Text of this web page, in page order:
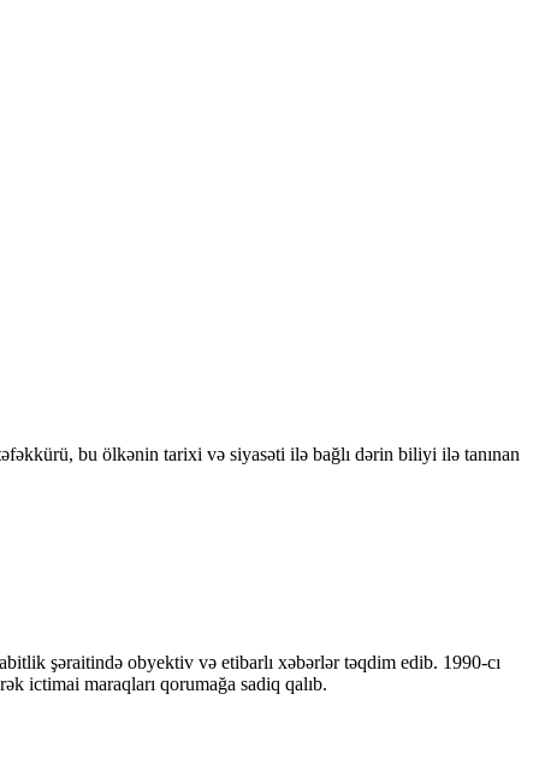
bu ölkənin tarixi və siyasəti ilə bağlı dərin biliyi ilə tanınan
şəraitində obyektiv və etibarlı xəbərlər təqdim edib. 1990-cı
ictimai maraqları qorumağa sadiq qalıb.